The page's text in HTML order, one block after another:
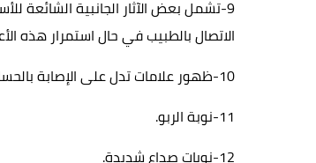
9-تشمل بعض الآثار الجانبية الشائعة
الاتصال بالطبيب في حال استمرار هذه
10-ظهور علامات تدل على الإصابة بالحساسية ومنها الشرى وتورّم الوجه والطفح الجلدي.
11-نوبة الربو.
12-نوبات صداع شديدة.